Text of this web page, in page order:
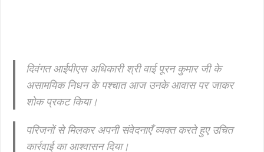
दिवंगत आईपीएस अधिकारी श्री वाई पूरन कुमार जी के
असामयिक निधन के पश्चात आज उनके आवास पर जाकर
शोक प्रकट किया।
परिजनों से मिलकर अपनी संवेदनाएँ व्यक्त करते हुए उचित
कार्रवाई का आश्वासन दिया।